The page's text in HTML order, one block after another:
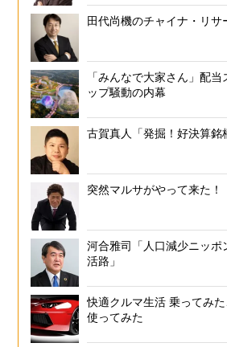
田代尚機のチャイナ・リサ
「みんなで大家さん」配当
ップ騒動の内幕
古賀真人「発掘！好決算銘
突然マルサがやって来た！
河合雅司「人口減少ニッポ
活路」
快適クルマ生活 乗ってみた
使ってみた